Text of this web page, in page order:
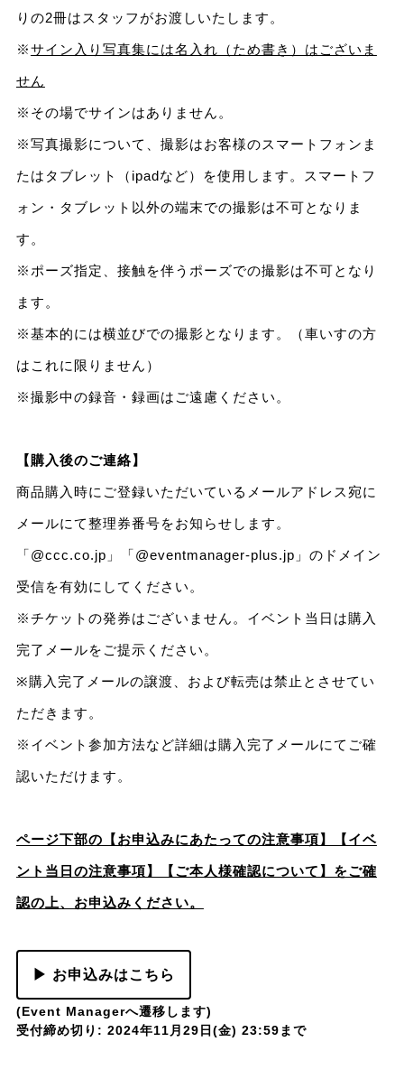
りの2冊はスタッフがお渡しいたします。
※サイン入り写真集には名入れ（ため書き）はございま
せん
※その場でサインはありません。
※写真撮影について、撮影はお客様のスマートフォンま
たはタブレット（ipadなど）を使用します。スマートフ
ォン・タブレット以外の端末での撮影は不可となりま
す。
※ポーズ指定、接触を伴うポーズでの撮影は不可となり
ます。
※基本的には横並びでの撮影となります。（車いすの方
はこれに限りません）
※撮影中の録音・録画はご遠慮ください。
【購入後のご連絡】
商品購入時にご登録いただいているメールアドレス宛に
メールにて整理券番号をお知らせします。
「@ccc.co.jp」「@eventmanager-plus.jp」のドメイン
受信を有効にしてください。
※チケットの発券はございません。イベント当日は購入
完了メールをご提示ください。
※購入完了メールの譲渡、および転売は禁止とさせてい
ただきます。
※イベント参加方法など詳細は購入完了メールにてご確
認いただけます。
ページ下部の【お申込みにあたっての注意事項】【イベ
ント当日の注意事項】【ご本人様確認について】をご確
認の上、お申込みください。
▶ お申込みはこちら
(Event Managerへ遷移します)
受付締め切り: 2024年11月29日(金) 23:59まで